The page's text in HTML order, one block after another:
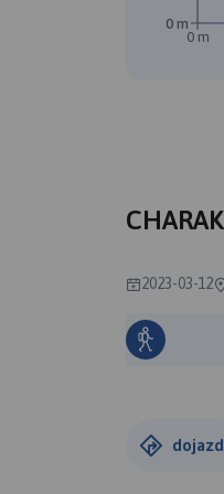
0 m
0 m
2023-03-12
dojazd